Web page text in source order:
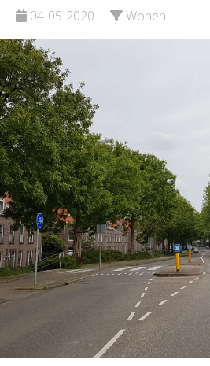
04-05-2020 Wonen